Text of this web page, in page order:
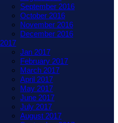
September 2016
October 2016
November 2016
December 2016
2017
Jan 2017
February 2017
March 2017
April 2017
May 2017
June 2017
July 2017
August 2017